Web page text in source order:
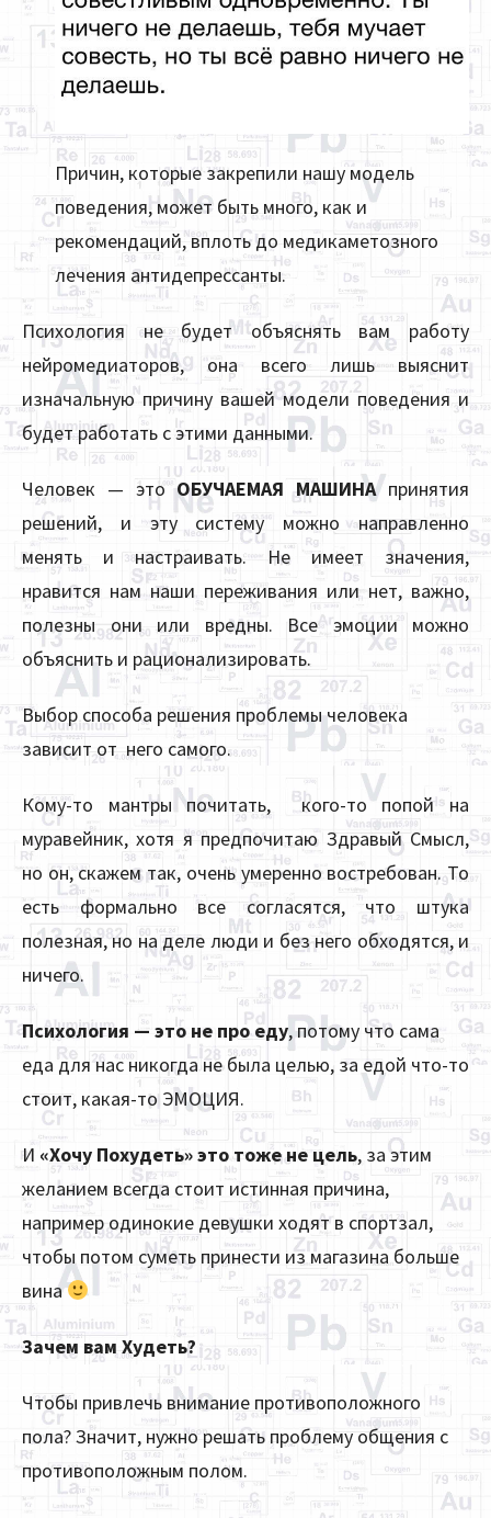
Причин, которые закрепили нашу модель
поведения, может быть много, как и
рекомендаций, вплоть до медикаметозного
лечения антидепрессанты.
Психология не будет объяснять вам работу
нейромедиаторов, она всего лишь выяснит
изначальную причину вашей модели поведения и
будет работать с этими данными.
Человек — этоОБУЧАЕМАЯ МАШИНАпринятия
решений, и эту систему можно направленно
менять и настраивать. Не имеет значения,
нравится нам наши переживания или нет, важно,
полезны они или вредны. Все эмоции можно
объяснить и рационализировать.
Выбор способа решения проблемы человека
зависит от него самого.
Кому-то мантры почитать, кого-то попой на
муравейник, хотя я предпочитаю Здравый Смысл,
но он, скажем так, очень умеренно востребован. То
есть формально все согласятся, что штука
полезная, но на деле люди и без него обходятся, и
ничего.
Психология — это не про еду, потому что сама
еда для нас никогда не была целью, за едой что-то
стоит, какая-то ЭМОЦИЯ.
И «Хочу Похудеть» это тоже не цель, за этим
желанием всегда стоит истинная причина,
например одинокие девушки ходят в спортзал,
чтобы потом суметь принести из магазина больше
вина
Зачем вам Худеть?
Чтобы привлечь внимание противоположного
пола? Значит, нужно решать проблему общения с
противоположным полом.